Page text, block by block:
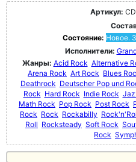
Артикул:
Состояние: Новое.
Исполнители:
Жанры: Acid Rock Alternative
Arena Rock Art Rock Blues
Deathrock Deutscher Pop und
Rock Hard Rock Indie Rock
Math Rock Pop Rock Post Rock
Rock Rock Rockabilly
Roll Rocksteady Soft Rock
Rock